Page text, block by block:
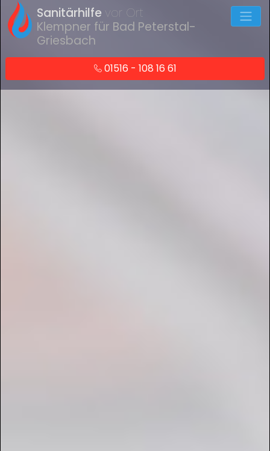
Sanitärhilfe vor Ort
Klempner für Bad Peterstal-
Griesbach
01516 - 108 16 61